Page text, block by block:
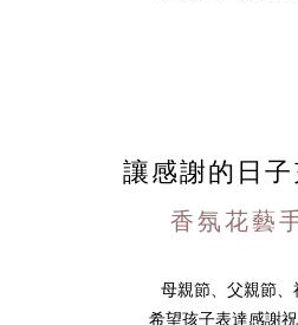
讓感謝的日
香氛花藝
母親節、父親節、
希望孩子表達感謝